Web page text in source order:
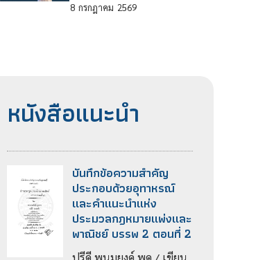
8 กรกฎาคม 2569
หนังสือแนะนำ
บันทึกข้อความสำคัญ
ประกอบด้วยอุทาหรณ์
และคำแนะนำแห่ง
ประมวลกฎหมายแพ่งและ
พาณิชย์ บรรพ 2 ตอนที่ 2